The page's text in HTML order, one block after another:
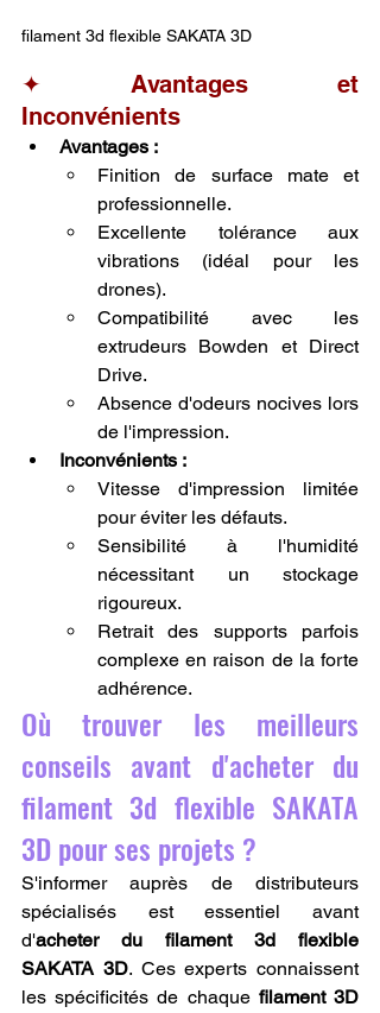
filament 3d flexible SAKATA 3D
✦ Avantages et
Inconvénients
Avantages :
Finition de surface mate et
professionnelle.
Excellente tolérance aux
vibrations (idéal pour les
drones).
Compatibilité avec les
extrudeurs Bowden et Direct
Drive.
Absence d'odeurs nocives lors
de l'impression.
Inconvénients :
Vitesse d'impression limitée
pour éviter les défauts.
Sensibilité à l'humidité
nécessitant un stockage
rigoureux.
Retrait des supports parfois
complexe en raison de la forte
adhérence.
Où trouver les meilleurs
conseils avant d'acheter du
filament 3d flexible SAKATA
3D pour ses projets ?
S'informer auprès de distributeurs
spécialisés est essentiel avant
d'acheter du filament 3d flexible
SAKATA 3D. Ces experts connaissent
les spécificités de chaque filament 3D